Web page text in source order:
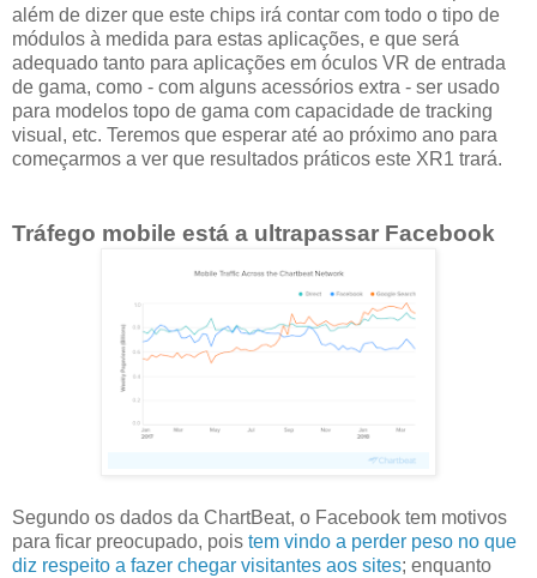
além de dizer que este chips irá contar com todo o tipo de
módulos à medida para estas aplicações, e que será
adequado tanto para aplicações em óculos VR de entrada
de gama, como - com alguns acessórios extra - ser usado
para modelos topo de gama com capacidade de tracking
visual, etc. Teremos que esperar até ao próximo ano para
começarmos a ver que resultados práticos este XR1 trará.
Tráfego mobile está a ultrapassar Facebook
Segundo os dados da ChartBeat, o Facebook tem motivos
para ficar preocupado, pois tem vindo a perder peso no que
diz respeito a fazer chegar visitantes aos sites; enquanto